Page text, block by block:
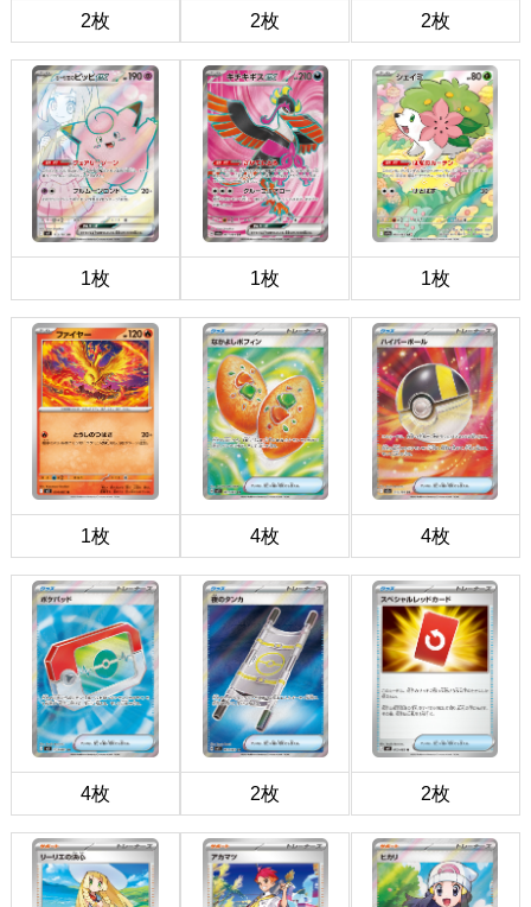
2枚 2枚 2枚
1枚 1枚 1枚
1枚 4枚 4枚
4枚 2枚 2枚